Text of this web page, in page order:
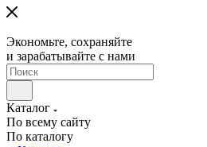
Экономьте, сохраняйте
и зарабатывайте с нами
Каталог
По всему сайту
По каталогу